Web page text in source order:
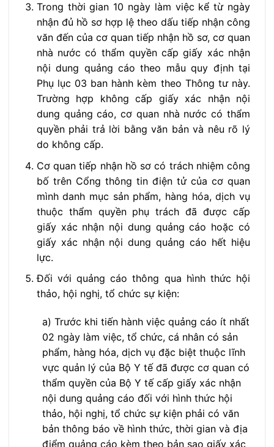
Trong thời gian 10 ngày làm việc kể từ ngày
nhận đủ hồ sơ hợp lệ theo dấu tiếp nhận công
văn đến của cơ quan tiếp nhận hồ sơ, cơ quan
nhà nước có thẩm quyền cấp giấy xác nhận
nội dung quảng cáo theo mẫu quy định tại
Phụ lục 03 ban hành kèm theo Thông tư này.
Trường hợp không cấp giấy xác nhận nội
dung quảng cáo, cơ quan nhà nước có thẩm
quyền phải trả lời bằng văn bản và nêu rõ lý
do không cấp.
Cơ quan tiếp nhận hồ sơ có trách nhiệm công
bố trên Cổng thông tin điện tử của cơ quan
mình danh mục sản phẩm, hàng hóa, dịch vụ
thuộc thẩm quyền phụ trách đã được cấp
giấy xác nhận nội dung quảng cáo hoặc có
giấy xác nhận nội dung quảng cáo hết hiệu
lực.
Đối với quảng cáo thông qua hình thức hội
thảo, hội nghị, tổ chức sự kiện:
a) Trước khi tiến hành việc quảng cáo ít nhất
02 ngày làm việc, tổ chức, cá nhân có sản
phẩm, hàng hóa, dịch vụ đặc biệt thuộc lĩnh
vực quản lý của Bộ Y tế đã được cơ quan có
thẩm quyền của Bộ Y tế cấp giấy xác nhận
nội dung quảng cáo đối với hình thức hội
thảo, hội nghị, tổ chức sự kiện phải có văn
bản thông báo về hình thức, thời gian và địa
điểm quảng cáo kèm theo bản sao giấy xác